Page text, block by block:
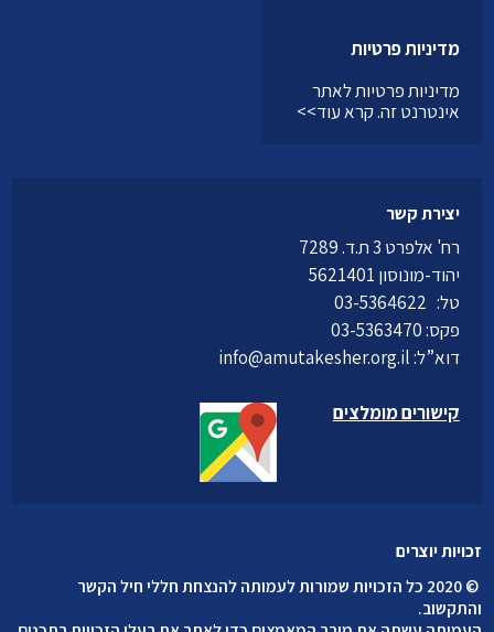
מדיניות פרטיות
מדיניות פרטיות לאתר
אינטרנט זה.קרא עוד>>
זכויות יוצרים
©
2020 כל הזכויות שמורות לעמותה להנצחת חללי חיל הקשר
והתקשוב.
יצירת קשר
רח' אלפרט 3 ת.ד. 7289
יהוד-מונוסון 5621401
טל:
פקס: 03-5363470
דוא”ל:info@amutakesher.org.il
קישורים מומלצים